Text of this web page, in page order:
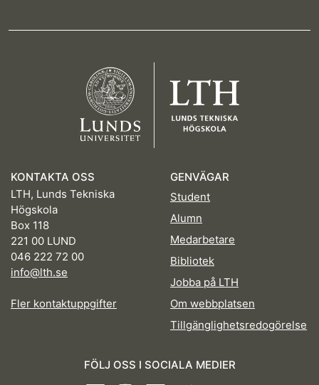
KONTAKTA OSS
LTH, Lunds Tekniska
Högskola
Box 118
221 00 LUND
046 222 72 00
info@lth.se
Fler kontaktuppgifter
GENVÄGAR
Student
Alumn
Medarbetare
Bibliotek
Jobba på LTH
Om webbplatsen
Tillgänglighetsredogörelse
FÖLJ OSS I SOCIALA MEDIER